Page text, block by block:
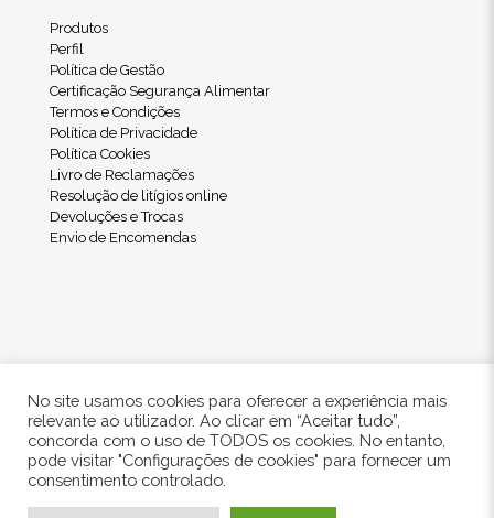
Produtos
Perfil
Política de Gestão
Certificação Segurança Alimentar
Termos e Condições
Política de Privacidade
Política Cookies
Livro de Reclamações
Resolução de litígios online
Devoluções e Trocas
Envio de Encomendas
© 2024 Freshwood. All Rights Reserved.
No site usamos cookies para oferecer a experiência mais
relevante ao utilizador. Ao clicar em “Aceitar tudo”,
concorda com o uso de TODOS os cookies. No entanto,
pode visitar "Configurações de cookies" para fornecer um
consentimento controlado.